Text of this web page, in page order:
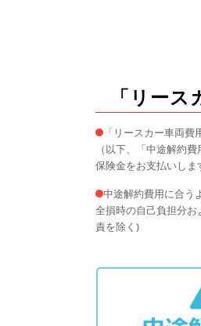
「リー
「リースカー車両
（以下、「中途解約
保険金をお支払いしま
中途解約費用に合う
全損時の自己負担分
責を除く)